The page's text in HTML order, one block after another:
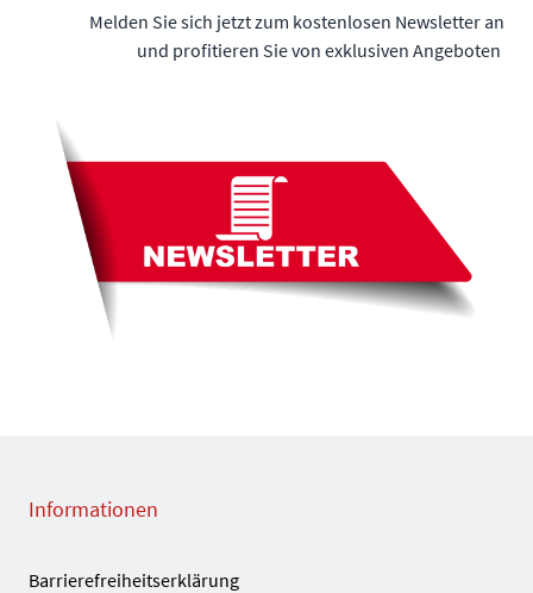
Melden Sie sich jetzt zum kostenlosen Newsletter an
und profitieren Sie von exklusiven Angeboten
Informationen
Barrierefreiheitserklärung